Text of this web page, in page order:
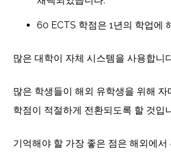
60 ECTS 학점은 1년의 학업에
많은 대학이 자체 시스템을 사용합니
많은 학생들이 해외 유학생을 위해 자
학점이 적절하게 전환되도록 할 것입
기억해야 할 가장 좋은 점은 해외에서